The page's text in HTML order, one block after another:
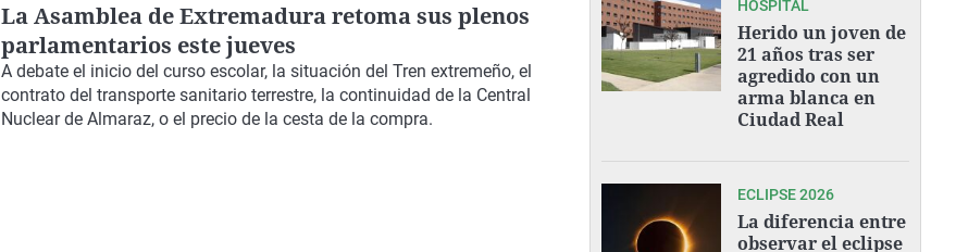
La Asamblea de Extremadura retoma sus plenos
parlamentarios este jueves
A debate el inicio del curso escolar, la situación del Tren extremeño, el
contrato del transporte sanitario terrestre, la continuidad de la Central
Nuclear de Almaraz, o el precio de la cesta de la compra.
HOSPITAL
Herido un joven de
21 años tras ser
agredido con un
arma blanca en
Ciudad Real
ECLIPSE 2026
La diferencia entre
observar el eclipse